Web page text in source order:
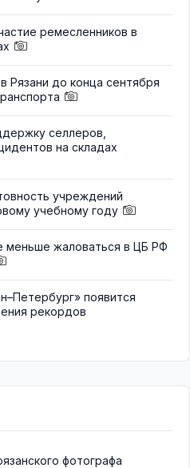
ремесленников в
Рязани до конца сентября
селлеров,
на складах
учреждений
учебному году
меньше жаловаться в ЦБ РФ
появится
рекордов
фотографа